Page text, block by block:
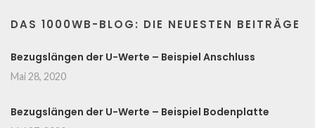
DAS 1000WB-BLOG: DIE NEUESTEN BEITRÄGE
Bezugslängen der U-Werte – Beispiel Anschluss
Mai 28, 2020
Bezugslängen der U-Werte – Beispiel Bodenplatte